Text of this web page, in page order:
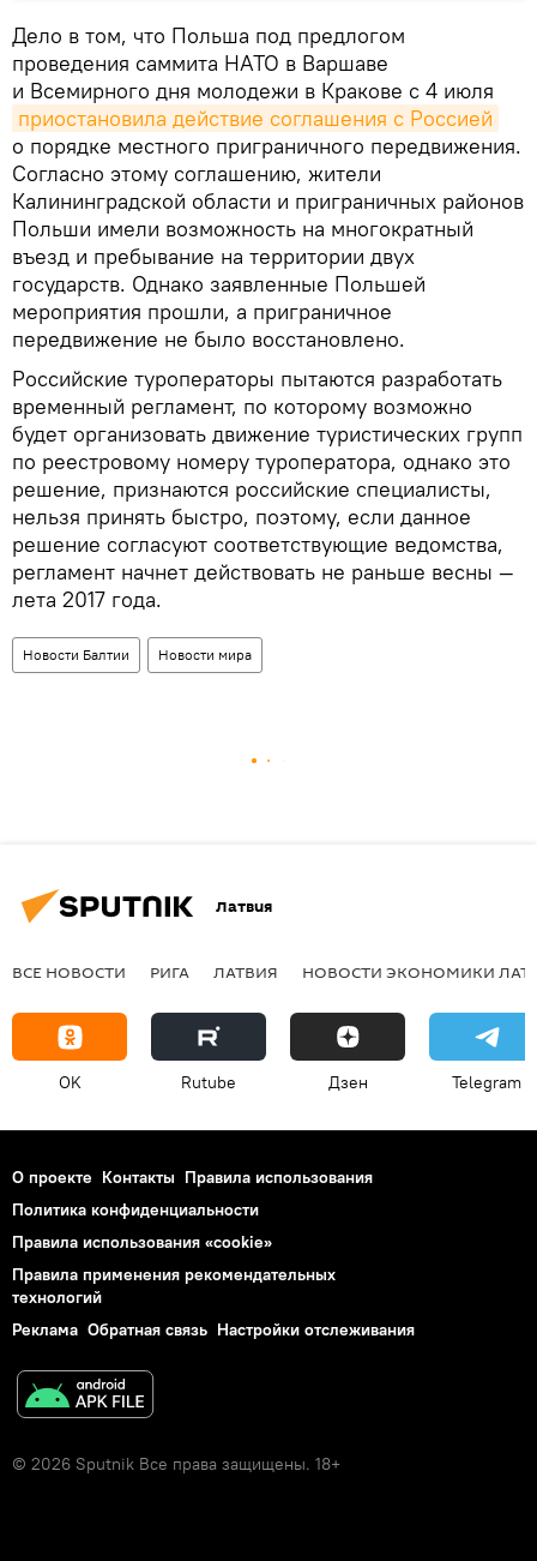
Дело в том, что Польша под предлогом
проведения саммита НАТО в Варшаве
и Всемирного дня молодежи в Кракове с 4 июля
приостановила действие соглашения с Россией
о порядке местного приграничного передвижения.
Согласно этому соглашению, жители
Калининградской области и приграничных районов
Польши имели возможность на многократный
въезд и пребывание на территории двух
государств. Однако заявленные Польшей
мероприятия прошли, а приграничное
передвижение не было восстановлено.
Российские туроператоры пытаются разработать
временный регламент, по которому возможно
будет организовать движение туристических групп
по реестровому номеру туроператора, однако это
решение, признаются российские специалисты,
нельзя принять быстро, поэтому, если данное
решение согласуют соответствующие ведомства,
регламент начнет действовать не раньше весны —
лета 2017 года.
Новости Балтии Новости мира
Латвия
ВСЕ НОВОСТИ РИГА ЛАТВИЯ НОВОСТИ ЭКОНОМИКИ
OK Rutube Дзен Telegram
О проекте Контакты Правила использования
Политика конфиденциальности
Правила использования «cookie»
Правила применения рекомендательных
технологий
Реклама Обратная связь Настройки отслеживания
© 2026 Sputnik Все права защищены. 18+